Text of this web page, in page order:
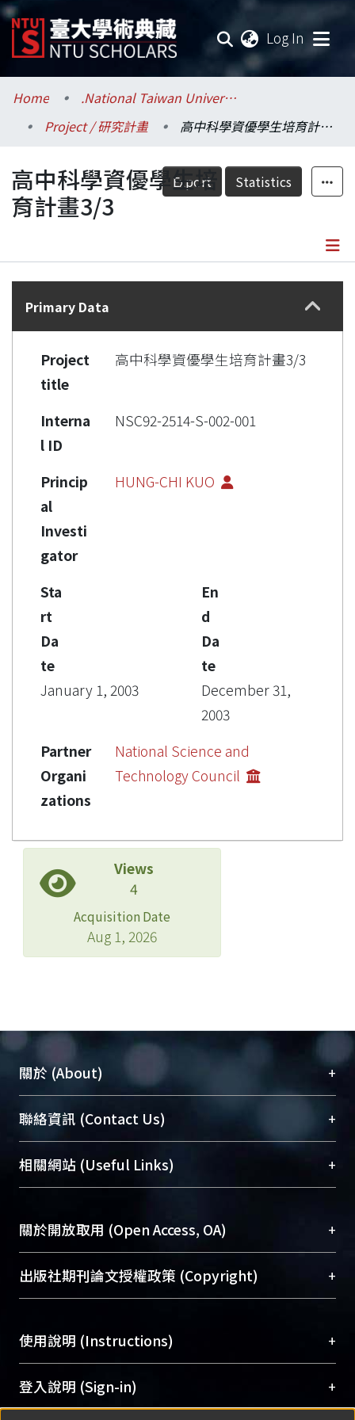
Log In
Communities & Collections
Research Outputs
Fundings & Projects
Researchers
Statistics
Home
.National Taiwan University / 國立臺灣大學
Project / 研究計畫
高中科學資優學生培育計畫3/3
Export Statistics
高中科學資優學生培
育計畫3/3
Details
Primary Data
Project
title
高中科學資優學生培育計畫3/3
Interna
l ID
NSC92-2514-S-002-001
Princip
al
Investi
gator
HUNG-CHI KUO
Sta
rt
Da
te
January 1, 2003
En
d
Da
te
December 31,
2003
Partner
Organi
zations
National Science and
Technology Council
Views
4
Acquisition Date
Aug 1, 2026
關於 (About) +
臺大位居世界頂尖大學之列，為永久珍藏及向國際
展現本校豐碩的研究成果及學術能量，圖書館整合
機構典藏（NTUR）與學術庫（AH）不同功能平
台，成為臺大學術典藏NTU scholars。期能整合研
成果。
To permanently archive and promote researcher
profiles and scholarly works, Library integrates the
services of “NTU Repository” with “Academic
聯絡資訊 (Contact Us) +
總館學科館員(Main Library)
醫學圖書館學科館員(Medical Library)
Sciences Library)
相關網站 (Useful Links) +
關於開放取用 (Open Access, OA) +
開放取用是從使用者角度提升資訊取用性的社會運
動，應用在學術研究上是透過將研究著作公開供使
用逐年攀升。同時可加速研究發展、提升研究影響
Archive）平台。 （點選深入了解OA）
出版社期刊論文授權政策 (Copyright) +
含部分內容的版權非匯入者所有，或由第三方贊
助與合作完成，請確認該版權所有者及第三方同
意提供此授權。
Please represent that the submission is your
使用說明 (Instructions) +
網站簡介(Quickstart Guide)
使用手冊(Instruction Manual)
登入說明 (Sign-in) +